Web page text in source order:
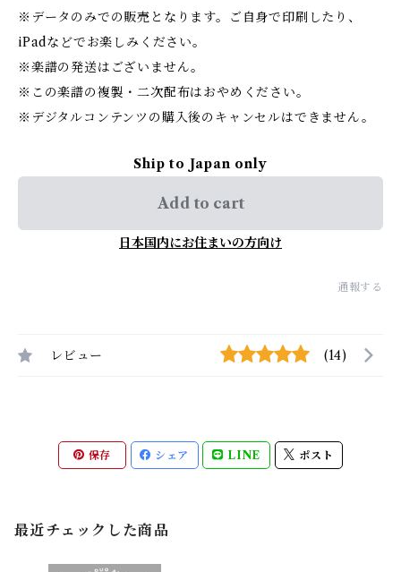
※データのみでの販売となります。ご自身で印刷したり、
iPadなどでお楽しみください。
※楽譜の発送はございません。
※この楽譜の複製・二次配布はおやめください。
※デジタルコンテンツの購入後のキャンセルはできません。
Ship to Japan only
Add to cart
日本国内にお住まいの方向け
通報する
レビュー (14)
保存 シェア LINE ポスト
最近チェックした商品